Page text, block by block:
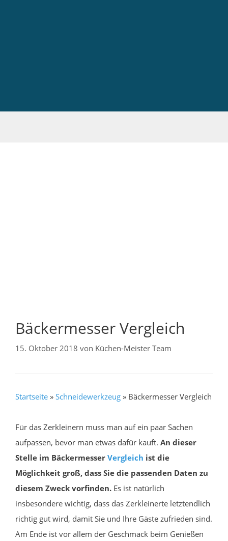
Bäckermesser Vergleich
15. Oktober 2018 von Küchen-Meister Team
Startseite » Schneidewerkzeug » Bäckermesser Vergleich
Für das Zerkleinern muss man auf ein paar Sachen
aufpassen, bevor man etwas dafür kauft. An dieser
Stelle im Bäckermesser Vergleich ist die
Möglichkeit groß, dass Sie die passenden Daten zu
diesem Zweck vorfinden. Es ist natürlich
insbesondere wichtig, dass das Zerkleinerte letztendlich
richtig gut wird, damit Sie und Ihre Gäste zufrieden sind.
Am Ende ist vor allem der Geschmack beim Genießen